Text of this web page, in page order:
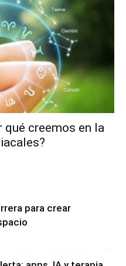
qué creemos en la
para crear